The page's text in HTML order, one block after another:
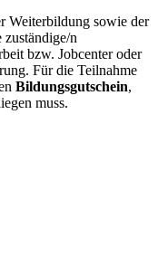
Weiterbildung sowie der
n
bzw. Jobcenter oder
Für die Teilnahme
Bildungsgutschein,
muss.